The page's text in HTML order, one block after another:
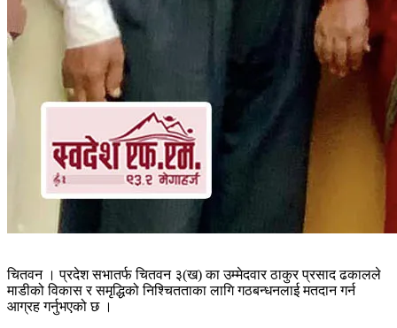
चितवन । प्रदेश सभातर्फ चितवन ३(ख) का उम्मेदवार ठाकुर प्रसाद ढकालले
माडीको विकास र समृद्धिको निश्चितताका लागि गठबन्धनलाई मतदान गर्न
आग्रह गर्नुभएको छ ।